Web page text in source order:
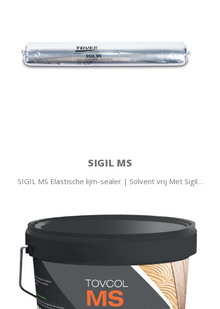
SIGIL MS
SIGIL MS Elastische lijm-sealer | Solvent vrij Met Sigil…